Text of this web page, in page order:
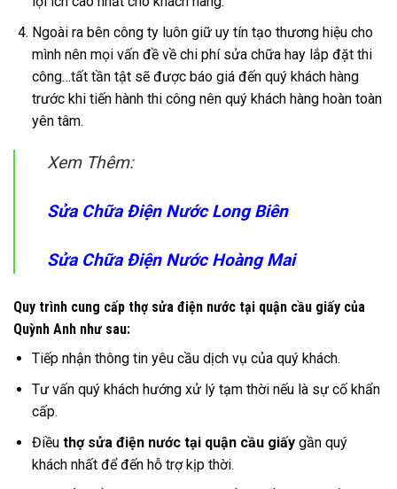
Ngoài ra bên công ty luôn giữ uy tín tạo thương hiệu cho
mình nên mọi vấn đề về chi phí sửa chữa hay lắp đặt thi
công…tất tần tật sẽ được báo giá đến quý khách hàng
trước khi tiến hành thi công nên quý khách hàng hoàn toàn
yên tâm.
Xem Thêm:
Sửa Chữa Điện Nước Long Biên
Sửa Chữa Điện Nước Hoàng Mai
Quy trình cung cấp thợ sửa điện nước tại quận cầu giấy của
Quỳnh Anh như sau:
Tiếp nhận thông tin yêu cầu dịch vụ của quý khách.
Tư vấn quý khách hướng xử lý tạm thời nếu là sự cố khẩn
cấp.
Điều thợ sửa điện nước tại quận cầu giấy gần quý
khách nhất để đến hỗ trợ kịp thời.